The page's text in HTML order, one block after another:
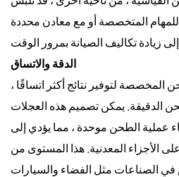
المتخصصة أو مع معادن محددة
الدقة والاتساق
لتوفير نتائج أكثر اتساقًا ،
الدقيقة. يمكن تصميم هذه العجلات
عملية الطحن موحدة ، مما يؤدي إلى
الأجزاء المعدنية. هذا المستوى من
الصناعات مثل الفضاء والسيارات